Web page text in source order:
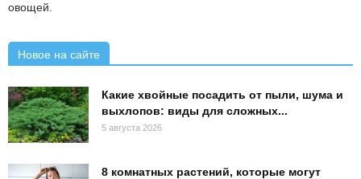
овощей.
Новое на сайте
Какие хвойные посадить от пыли, шума и
выхлопов: виды для сложных...
5 августа 2026
8 комнатных растений, которые могут